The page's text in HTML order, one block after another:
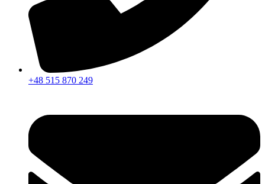
+48 515 870 249